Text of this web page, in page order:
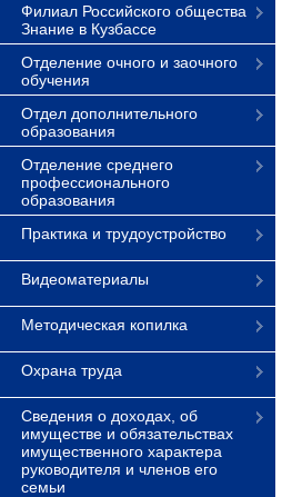
Филиал Российского общества
Знание в Кузбассе
Отделение очного и заочного
обучения
Отдел дополнительного
образования
Отделение среднего
профессионального
образования
Практика и трудоустройство
Видеоматериалы
Методическая копилка
Охрана труда
Сведения о доходах, об
имуществе и обязательствах
имущественного характера
руководителя и членов его
семьи